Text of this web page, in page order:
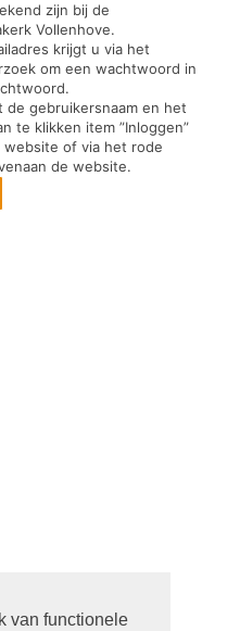
van functionele
zijn bij de
Vollenhove.
krijgt u via het
om een wachtwoord in
de gebruikersnaam en het
te klikken item ”Inloggen”
of via het rode
de website.